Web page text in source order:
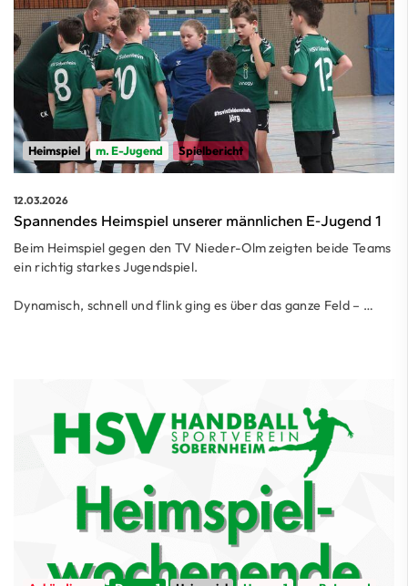
Heimspiel m. E-Jugend Spielbericht
12.03.2026
Spannendes Heimspiel unserer männlichen E-Jugend 1
Beim Heimspiel gegen den TV Nieder-Olm zeigten beide Teams
ein richtig starkes Jugendspiel.
Dynamisch, schnell und flink ging es über das ganze Feld – …